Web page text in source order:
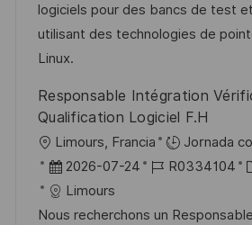
ó
n
e
p
u
l
a
c
p
l
r
í
logiciels pour des bancs de test
utilisant des technologies de
Linux.
Responsable Intégration
Qualification Logiciel F.H
U
b
c
Limours, Francia
Jornada
F
e
c
2026-07-24
I
d
R0334104
t
Limours
Nous recherchons un